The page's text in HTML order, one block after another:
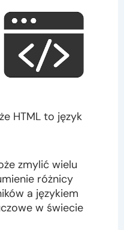
HTML to język
zmylić wielu
różnicy
a językiem
w świecie